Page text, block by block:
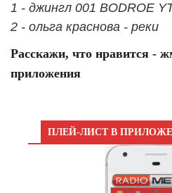
1 - джингл 001 BODROE
2 - ольга краснова - реки
Расскажи, что нравится -
приложения
ПЛЕЙ-ЛИСТ В